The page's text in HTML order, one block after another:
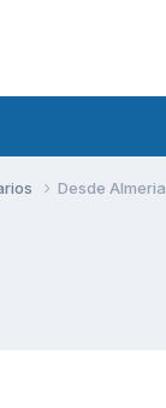
Desde Almeria